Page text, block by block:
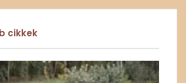
cikkek